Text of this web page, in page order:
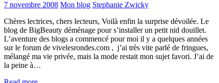
7 novembre 2008 Mon blog Stephanie Zwicky
Chères lectrices, chers lecteurs, Voilà enfin la surprise dévoilée. Le
blog de BigBeauty déménage pour s’installer un petit nid douillet.
L’aventure des blogs a commencé pour moi il y a quelques années
sur le forum de vivelesrondes.com , j’ai très vite parlé de fringues,
mélangé ma vie privée, mais la mode restait mon sujet favori. J’ai de
la peine à…